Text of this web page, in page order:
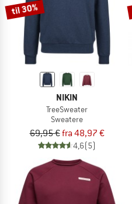
til 30%
NIKIN
TreeSweater
Sweatere
69,95 €fra 48,97 €
4,6(5)